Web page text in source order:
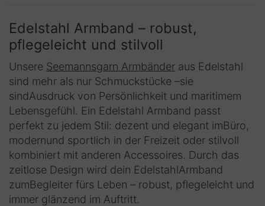
Edelstahl Armband – robust,
pflegeleicht und stilvoll
Unsere Seemannsgarn Armbänder aus Edelstahl
sind mehr als nur Schmuckstücke –sie
sindAusdruck von Persönlichkeit und maritimem
Lebensgefühl. Ein Edelstahl Armband passt
perfekt zu jedem Stil: dezent und elegant imBüro,
modernund sportlich in der Freizeit oder stilvoll
kombiniert mit anderen Accessoires. Durch das
zeitlose Design wird dein EdelstahlArmband
zumBegleiter fürs Leben – robust, pflegeleicht und
immer glänzend im Auftritt.